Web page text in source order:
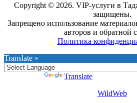
Copyright © 2026. VIP-услуги в
защищены.
Запрещено использование
авторов и обратной
Политика
Translate »
Translate
WildWeb